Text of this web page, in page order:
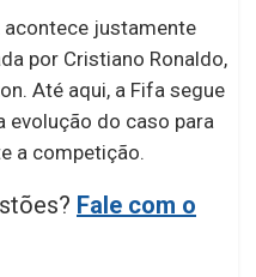
justamente
por Cristiano Ronaldo,
Até aqui, a Fifa segue
evolução do caso para
a competição.
Fale com o